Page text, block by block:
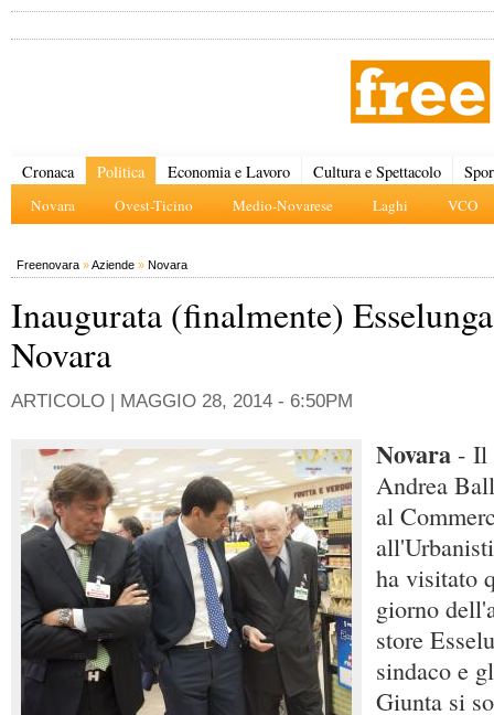
Cronaca Politica
Novara Ovest-Ticino Medio-Novarese Laghi VCO
Economia e Lavoro Cultura e Spettacolo
Freenovara »Aziende » Novara
Inaugurata (finalmente)
Novara
ARTICOLO | MAGGIO 28, 2014 - 6:50PM
Novara - Il
Andrea
al
ha visitato
giorno
store
sindaco e
Giunta si